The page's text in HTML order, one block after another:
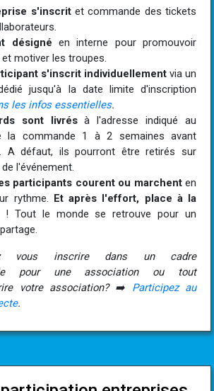
s'inscritet commande des tickets
désigné en interne pour promouvoir
motiver les troupes.
s'inscrit individuellement via un
jusqu'à la date limite d'inscription
les infos essentielles.
sont livrésà l'adresse indiqué au
la commande 1 à 2 semaines avant
A défaut, ils pourront être retirés sur
l'événement.
participants courent ou marchenten
rythme. Et après l'effort, place à la
! Tout le monde se retrouve pour un
vous inscrire dans un cadre
pour une association ou tout
votre association? ➡️
Participez au
.